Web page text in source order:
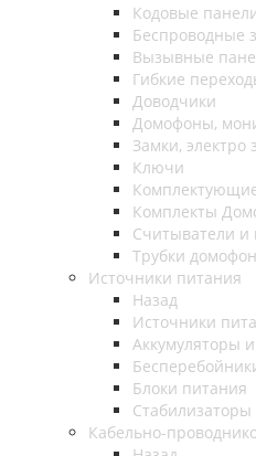
Кодовые
Беспроводные
Вызывные
Гибкие
Доводчики
Домофоны,
Замки, электро
Ключи
Комплекты
Считыватели и
Трубки
Источники питания
Назад
Источники
Аккумуляторы
Блоки питания
Стабилизаторы
Кабельно-